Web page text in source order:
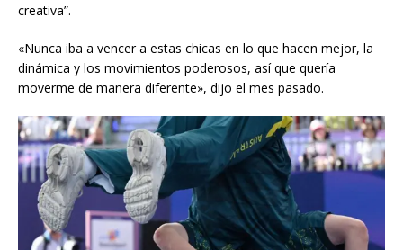
creativa”.
«Nunca iba a vencer a estas chicas en lo que hacen mejor, la
dinámica y los movimientos poderosos, así que quería
moverme de manera diferente», dijo el mes pasado.